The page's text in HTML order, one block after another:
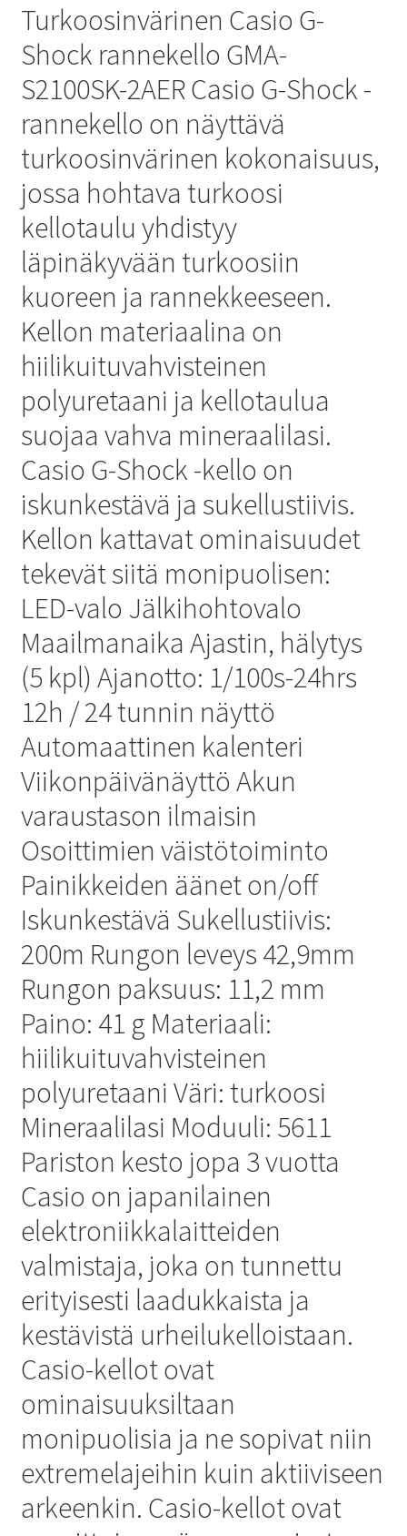
Turkoosinvärinen Casio G-
Shock rannekello GMA-
S2100SK-2AER Casio G-Shock -
rannekello on näyttävä
turkoosinvärinen kokonaisuus,
jossa hohtava turkoosi
kellotaulu yhdistyy
läpinäkyvään turkoosiin
kuoreen ja rannekkeeseen.
Kellon materiaalina on
hiilikuituvahvisteinen
polyuretaani ja kellotaulua
suojaa vahva mineraalilasi.
Casio G-Shock -kello on
iskunkestävä ja sukellustiivis.
Kellon kattavat ominaisuudet
tekevät siitä monipuolisen:
LED-valo Jälkihohtovalo
Maailmanaika Ajastin, hälytys
(5 kpl) Ajanotto: 1/100s-24hrs
12h / 24 tunnin näyttö
Automaattinen kalenteri
Viikonpäivänäyttö Akun
varaustason ilmaisin
Osoittimien väistötoiminto
Painikkeiden äänet on/off
Iskunkestävä Sukellustiivis:
200m Rungon leveys 42,9mm
Rungon paksuus: 11,2 mm
Paino: 41 g Materiaali:
hiilikuituvahvisteinen
polyuretaani Väri: turkoosi
Mineraalilasi Moduuli: 5611
Pariston kesto jopa 3 vuotta
Casio on japanilainen
elektroniikkalaitteiden
valmistaja, joka on tunnettu
erityisesti laadukkaista ja
kestävistä urheilukelloistaan.
Casio-kellot ovat
ominaisuuksiltaan
monipuolisia ja ne sopivat niin
extremelajeihin kuin aktiiviseen
arkeenkin. Casio-kellot ovat